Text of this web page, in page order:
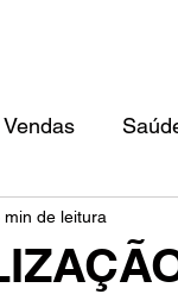
min de leitura